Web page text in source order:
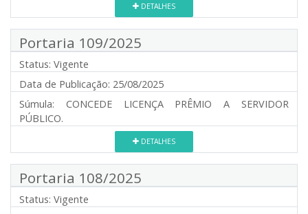
DETALHES
Portaria 109/2025
Status: Vigente
Data de Publicação: 25/08/2025
Súmula: CONCEDE LICENÇA PRÊMIO A SERVIDOR
PÚBLICO.
DETALHES
Portaria 108/2025
Status: Vigente